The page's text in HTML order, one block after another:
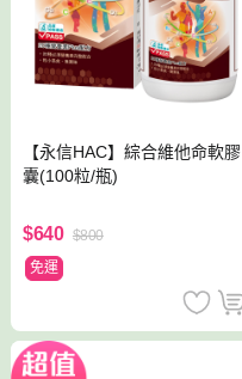
【永信HAC】綜合維他命軟膠
囊(100粒/瓶)
$640 $800
免運